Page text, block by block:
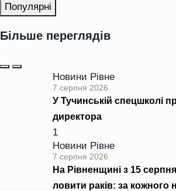
Популярні
Більше переглядів
Новини Рівне
7 серпня 2026
У Тучинській спецшколі
директора
1
Новини Рівне
7 серпня 2026
На Рівненщині з 15
ловити раків: за кожного